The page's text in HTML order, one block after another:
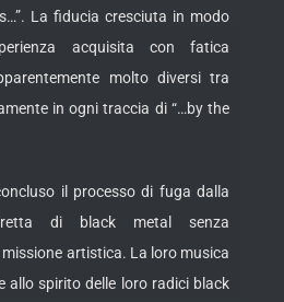
La fiducia cresciuta in modo
acquisita con fatica
molto diversi tra
in ogni traccia di “…by the
il processo di fuga dalla
di black metal senza
artistica. La loro musica
allo spirito delle loro radici black